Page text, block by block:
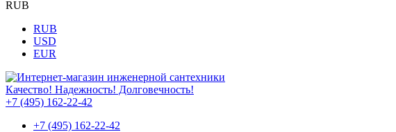
RUB
RUB
USD
EUR
Качество! Надежность! Долговечность!
+7 (495) 162-22-42
+7 (495) 162-22-42